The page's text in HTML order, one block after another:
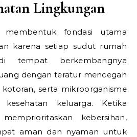
Lingkungan
membentuk fondasi utama
karena setiap sudut rumah
tempat berkembangnya
dengan teratur mencegah
serta mikroorganisme
keluarga. Ketika
kebersihan,
aman dan nyaman untuk